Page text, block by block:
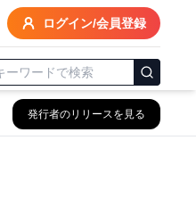
ログイン/会員登録
発行者のリリースを見る